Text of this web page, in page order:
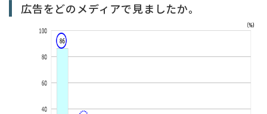
広告をどのメディアで見ましたか。